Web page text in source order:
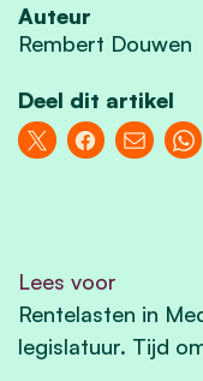
Auteur
Rembert Douwen
Deel dit artikel
Lees voor
Rentelasten in
legislatuur. Tijd